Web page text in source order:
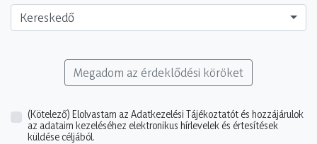
Kereskedő
Megadom az érdeklődési köröket
(Kötelező) Elolvastam az Adatkezelési Tájékoztatót és hozzájárulok
az adataim kezeléséhez elektronikus hírlevelek és értesítések
küldése céljából.